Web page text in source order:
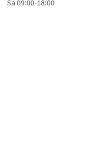
Sa 09:00-18:00